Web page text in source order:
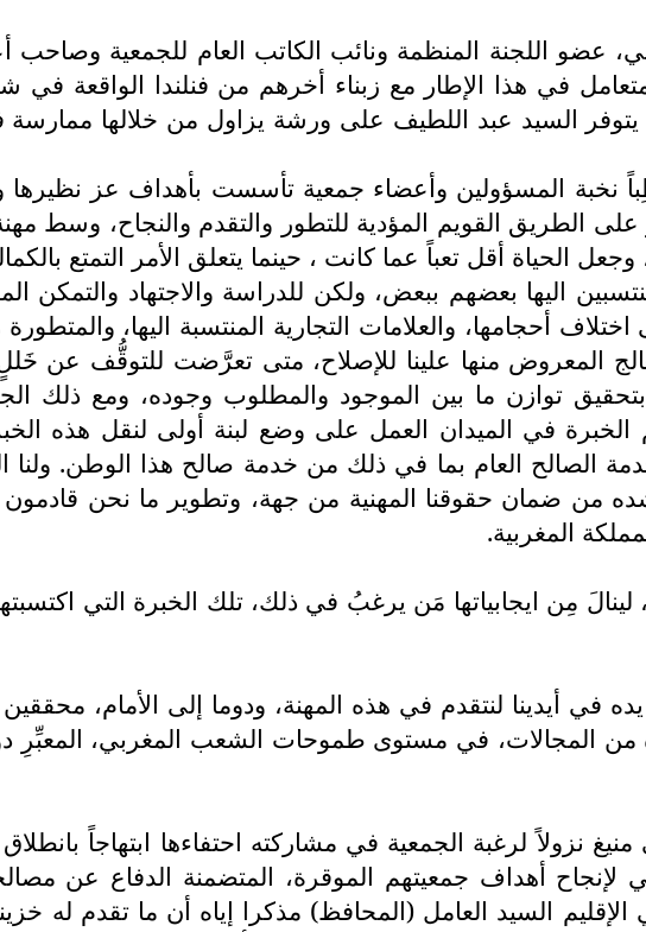
عضو اللجنة المنظمة ونائب الكاتب العام للجمعية
في هذا الإطار مع زبناء أخرهم من فنلندا الواقعة في
يتوفر السيد عبد اللطيف على ورشة يزاول من خلالها ممارسة
المسؤولين وأعضاء جمعية تأسست بأهداف عز نظيرها
على الطريق القويم المؤدية للتطور والتقدم والنجاح، وسط
الحياة أقل تعباً عما كانت ، حينما يتعلق الأمر التمتع
اليها بعضهم ببعض، ولكن للدراسة والاجتهاد والتمكن
أحجامها، والعلامات التجارية المنتسبة اليها،
المعروض منها علينا للإصلاح، متى تعرَّضت للتوقُّف عن
بتحقيق توازن ما بين الموجود والمطلوب وجوده، ومع ذلك
الخبرة في الميدان العمل على وضع لبنة أولى لنقل هذه
الصالح العام بما في ذلك من خدمة صالح هذا الوطن.
من ضمان حقوقنا المهنية من جهة، وتطوير ما نحن
المغربية.
مِن ايجابياتها مَن يرغبُ في ذلك، تلك الخبرة التي
في أيدينا لنتقدم في هذه المهنة، ودوما إلى الأمام،
من المجالات، في مستوى طموحات الشعب المغربي، المعبِّرِ
نزولاً لرغبة الجمعية في مشاركته احتفاءها ابتهاجاً
لإنجاح أهداف جمعيتهم الموقرة، المتضمنة الدفاع عن
السيد العامل (المحافظ) مذكرا إياه أن ما تقدم له